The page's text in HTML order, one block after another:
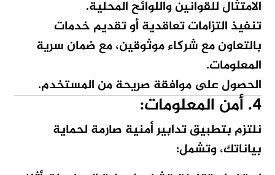
الامتثال للقوانين واللوائح المحلية.
تنفيذ التزامات تعاقدية أو تقديم خدمات
بالتعاون مع شركاء موثوقين، مع ضمان سرية
المعلومات.
الحصول على موافقة صريحة من المستخدم.
4. أمن المعلومات:
نلتزم بتطبيق تدابير أمنية صارمة لحماية
بياناتك، وتشمل: